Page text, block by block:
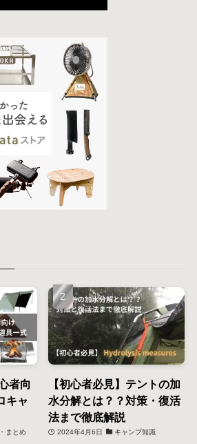
者向
キャ
まとめ
【初心者必見】テントの加
水分解とは？？対策・復活
法まで徹底解説
2024年4月6日 キャンプ知識